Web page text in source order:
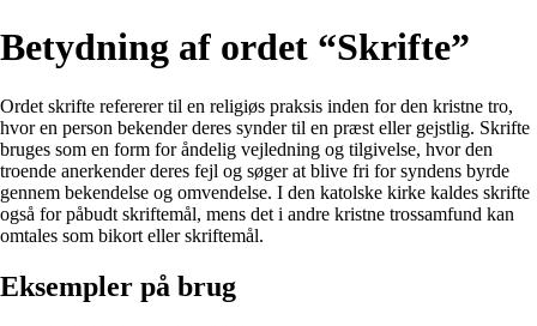
Betydning af ordet “Skrifte”
Ordet skrifte refererer til en religiøs praksis inden for den kristne tro,
hvor en person bekender deres synder til en præst eller gejstlig. Skrifte
bruges som en form for åndelig vejledning og tilgivelse, hvor den
troende anerkender deres fejl og søger at blive fri for syndens byrde
gennem bekendelse og omvendelse. I den katolske kirke kaldes skrifte
også for påbudt skriftemål, mens det i andre kristne trossamfund kan
omtales som bikort eller skriftemål.
Eksempler på brug